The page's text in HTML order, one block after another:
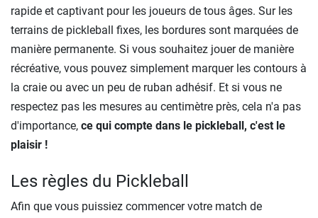
rapide et captivant pour les joueurs de tous âges. Sur les
terrains de pickleball fixes, les bordures sont marquées de
manière permanente. Si vous souhaitez jouer de manière
récréative, vous pouvez simplement marquer les contours à
la craie ou avec un peu de ruban adhésif. Et si vous ne
respectez pas les mesures au centimètre près, cela n'a pas
d'importance, ce qui compte dans le pickleball, c'est le
plaisir !
Les règles du Pickleball
Afin que vous puissiez commencer votre match de